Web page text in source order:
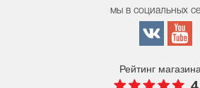
мы в социальных
Рейтинг